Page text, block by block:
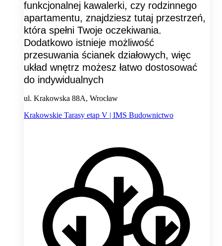
funkcjonalnej kawalerki, czy rodzinnego
apartamentu, znajdziesz tutaj przestrzeń,
która spełni Twoje oczekiwania.
Dodatkowo istnieje możliwość
przesuwania ścianek działowych, więc
układ wnętrz możesz łatwo dostosować
do indywidualnych
ul. Krakowska 88A, Wrocław
Krakowskie Tarasy etap V | IMS Budownictwo